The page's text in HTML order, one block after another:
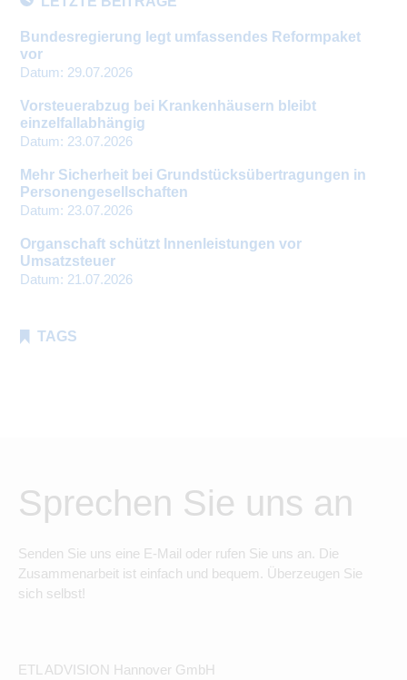
Bundesregierung legt umfassendes Reformpaket
vor
Datum: 29.07.2026
Vorsteuerabzug bei Krankenhäusern bleibt
einzelfallabhängig
Datum: 23.07.2026
Mehr Sicherheit bei Grundstücksübertragungen in
Personengesellschaften
Datum: 23.07.2026
Organschaft schützt Innenleistungen vor
Umsatzsteuer
Datum: 21.07.2026
TAGS
Sprechen Sie uns an
Senden Sie uns eine E-Mail oder rufen Sie uns an. Die
Zusammenarbeit ist einfach und bequem. Überzeugen Sie
sich selbst!
ETL ADVISION Hannover GmbH